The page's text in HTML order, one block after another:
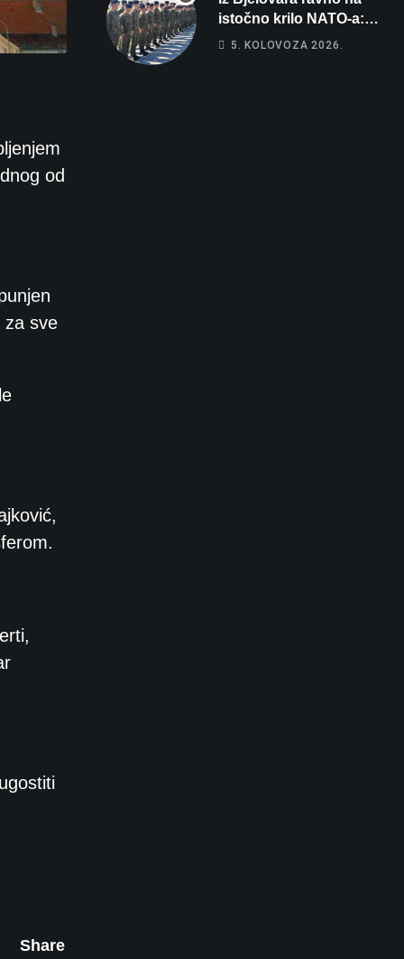
od
za sve
Share
istočno krilo NATO-a:
Evo kamo odlazi 82
5. KOLOVOZA 2026.